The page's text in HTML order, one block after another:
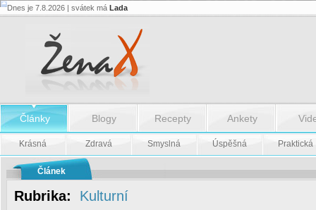
Michael
mohlo
zavinit
předávkování
-
Michael
Jackson
hvězdy
Dnes je 7.8.2026 | svátek má Lada
Články Blogy Recepty Ankety
Krásná Zdravá Smyslná Úspěšná Praktická
Článek
Rubrika: Kulturní